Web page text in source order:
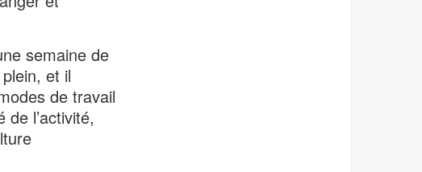
semaine de
et il
de travail
l’activité,